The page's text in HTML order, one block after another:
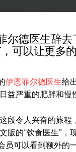
尔德医生辞
可以让更多
伊恩菲尔德医生给
益严重的肥胖和慢
段令人兴奋的旅
版的“饮食医生”
员可以看到额外